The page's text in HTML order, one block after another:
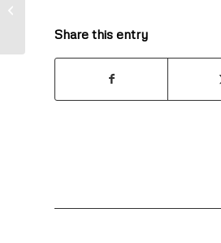
Share this entry